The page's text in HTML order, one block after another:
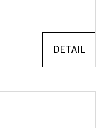
DETAIL